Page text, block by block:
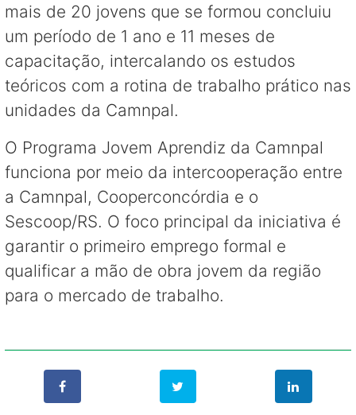
mais de 20 jovens que se formou concluiu
um período de 1 ano e 11 meses de
capacitação, intercalando os estudos
teóricos com a rotina de trabalho prático nas
unidades da Camnpal.
O Programa Jovem Aprendiz da Camnpal
funciona por meio da intercooperação entre
a Camnpal, Cooperconcórdia e o
Sescoop/RS. O foco principal da iniciativa é
garantir o primeiro emprego formal e
qualificar a mão de obra jovem da região
para o mercado de trabalho.